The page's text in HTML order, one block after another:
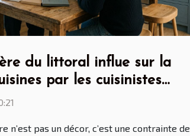
du littoral influe sur la
par les cuisinistes
n’est pas un décor, c’est une contrainte de